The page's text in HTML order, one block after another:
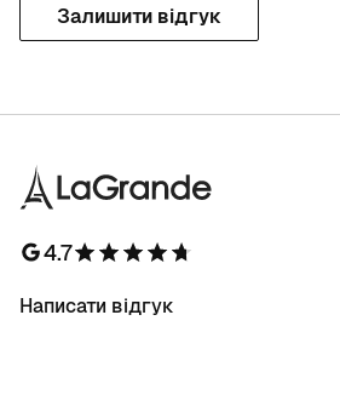
Залишити відгук
4.7
Написати відгук